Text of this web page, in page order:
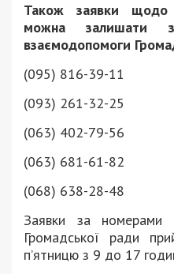
Також заявки щодо
можна залишати
взаємодопомоги
(095) 816-39-11
(093) 261-32-25
(063) 402-79-56
(063) 681-61-82
(068) 638-28-48
Заявки за номерами
Громадської ради
п’ятницю з 9 до 17